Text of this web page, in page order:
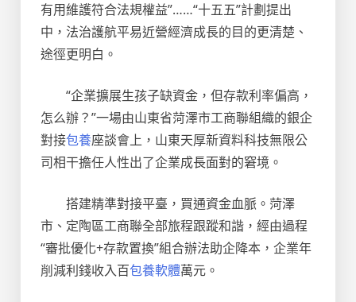
有用維護符合法規權益”……“十五五”計劃提出
中，法治護航平易近營經濟成長的目的更清楚、
途徑更明白。
“企業擴展生孩子缺資金，但存款利率偏高，
怎么辦？”一場由山東省菏澤市工商聯組織的銀企
對接包養座談會上，山東天厚新資料科技無限公
司相干擔任人性出了企業成長面對的窘境。
搭建精準對接平臺，買通資金血脈。菏澤
市、定陶區工商聯全部旅程跟蹤和諧，經由過程
“審批優化+存款置換”組合辦法助企降本，企業年
削減利錢收入百包養軟體萬元。